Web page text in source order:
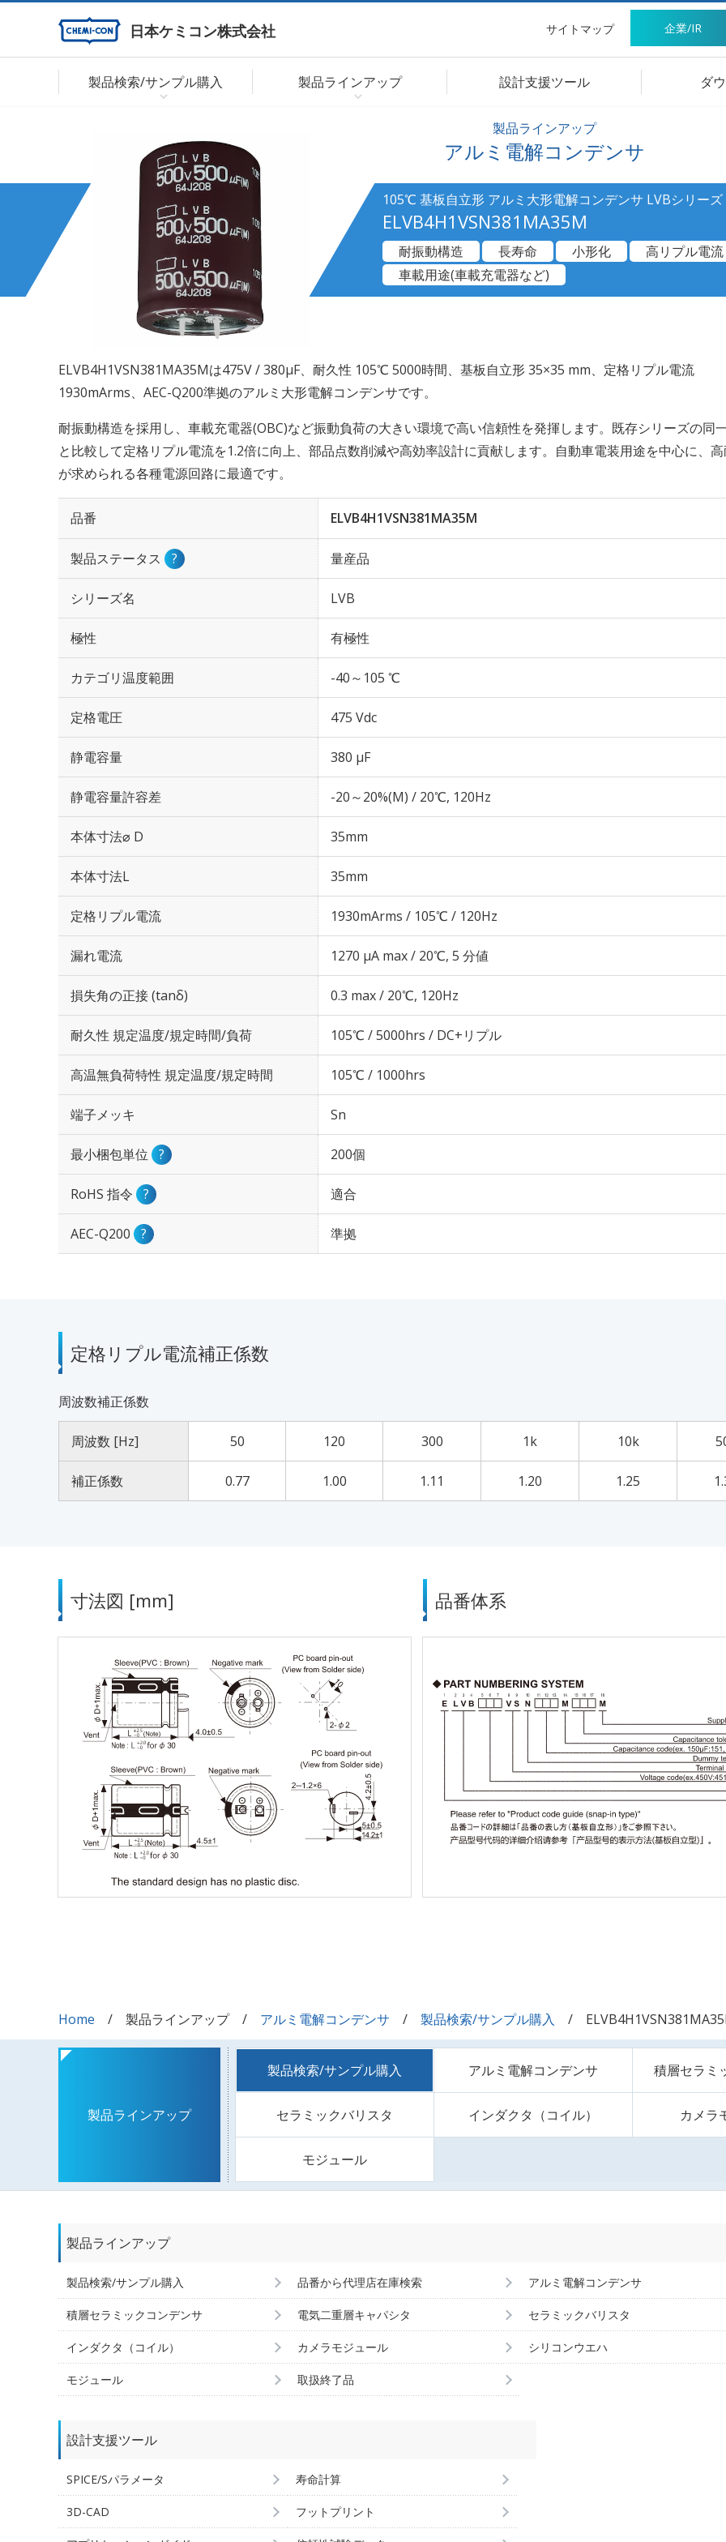
日本ケミコン株式会社 サイトマップ 企業/IR
製品検索/サンプル購入 製品ラインアップ 設計支援ツール ダ
製品ラインアップ
アルミ電解コンデンサ
105℃ 基板自立形 アルミ大形電解コンデンサ LVBシリーズ
ELVB4H1VSN381MA35M
耐振動構造 長寿命 小形化
高リプル電流
車載用途(車載充電器など)
ELVB4H1VSN381MA35Mは475V / 380µF、耐久性 105℃ 5000時間、基板自立形 35×35 mm、定格リプル電流
1930mArms、AEC-Q200準拠のアルミ大形電解コンデンサです。
耐振動構造を採用し、車載充電器(OBC)など振動負荷の大きい環境で高い信頼性を発揮します。既存シリーズの同
と比較して定格リプル電流を1.2倍に向上、部品点数削減や高効率設計に貢献します。自動車電装用途を中心に、
が求められる各種電源回路に最適です。
品番 ELVB4H1VSN381MA35M
製品ステータス ? 量産品
シリーズ名 LVB
極性 有極性
カテゴリ温度範囲 -40～105 ℃
定格電圧 475 Vdc
静電容量 380 µF
静電容量許容差 -20～20%(M) / 20℃, 120Hz
本体寸法⌀ D 35mm
本体寸法L 35mm
定格リプル電流 1930mArms / 105℃ / 120Hz
漏れ電流 1270 μA max / 20℃, 5 分値
損失角の正接 (tanδ) 0.3 max / 20℃, 120Hz
耐久性 規定温度/規定時間/負荷 105℃ / 5000hrs / DC+リプル
高温無負荷特性 規定温度/規定時間 105℃ / 1000hrs
端子メッキ Sn
最小梱包単位 ? 200個
RoHS 指令 ? 適合
AEC-Q200 ? 準拠
定格リプル電流補正係数
周波数補正係数
周波数 [Hz] 50 120 300 1k 10k
補正係数 0.77 1.00 1.11 1.20 1.25
寸法図 [mm] 品番体系
Home 製品ラインアップ アルミ電解コンデンサ 製品検索/サンプル購入
製品ラインアップ
製品検索/サンプル購入 アルミ電解コンデンサ 積層セラミ
セラミックバリスタ インダクタ（コイル） カメラ
モジュール
製品ラインアップ
製品検索/サンプル購入 品番から代理店在庫検索 アルミ電解コンデンサ
積層セラミックコンデンサ 電気二重層キャパシタ セラミックバリスタ
インダクタ（コイル） カメラモジュール シリコンウエハ
モジュール 取扱終了品
設計支援ツール
SPICE/Sパラメータ 寿命計算
3D-CAD フットプリント